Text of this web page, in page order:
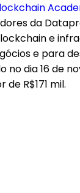
da
e
e para
no dia 16 de
de R$171 mil.